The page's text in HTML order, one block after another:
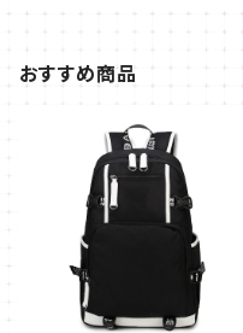
おすすめ商品